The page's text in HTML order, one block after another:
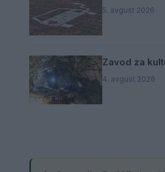
5. avgust 2026
Zavod za
4. avgust 2026